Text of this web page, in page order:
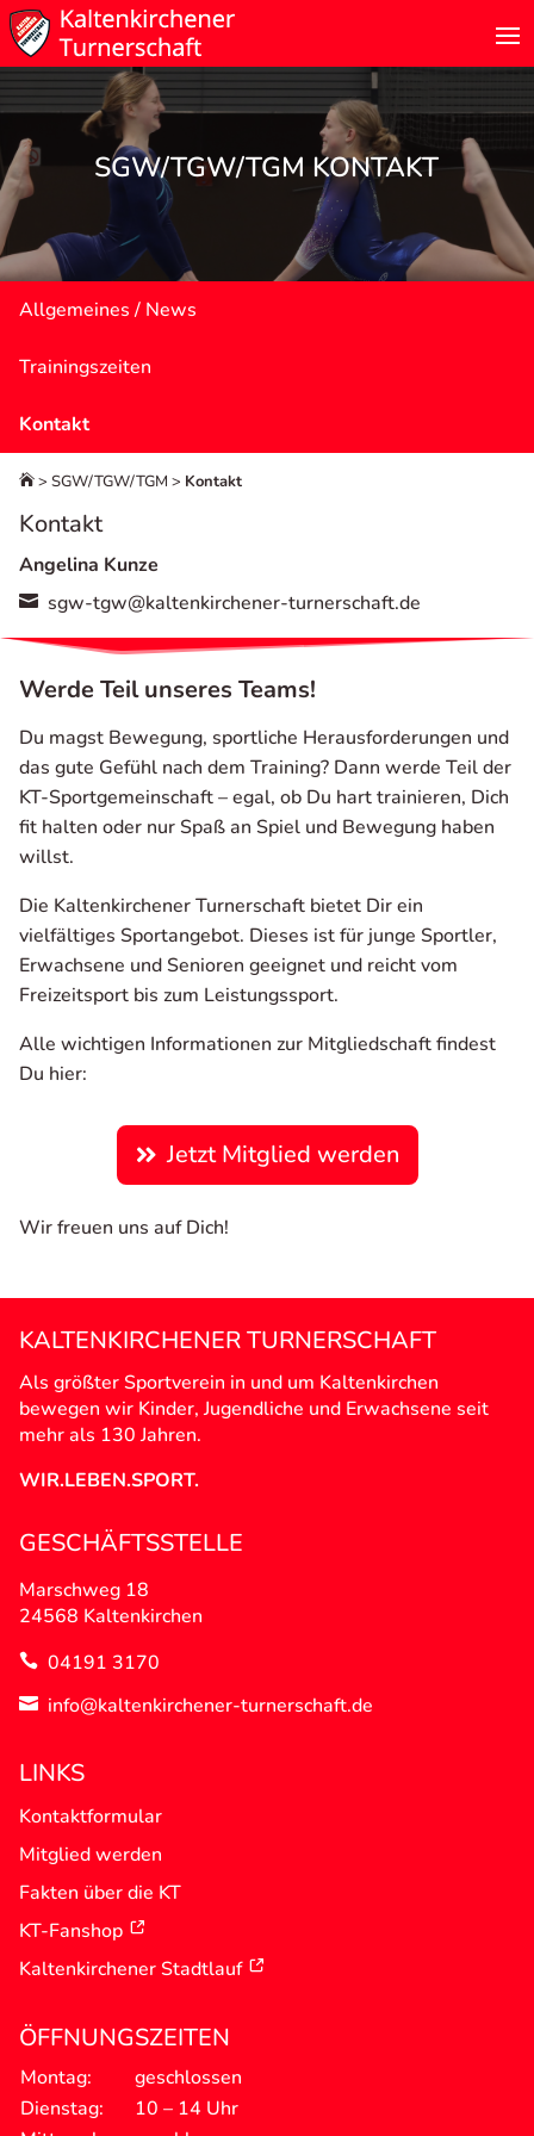
SGW/TGW/TGM KONTAKT
Allgemeines / News
Trainingszeiten
Kontakt
 > SGW/TGW/TGM > Kontakt
Kontakt
Angelina Kunze
 sgw-tgw@kaltenkirchener-turnerschaft.de
Werde Teil unseres Teams!
Du magst Bewegung, sportliche Herausforderungen und
das gute Gefühl nach dem Training? Dann werde Teil der
KT-Sportgemeinschaft – egal, ob Du hart trainieren, Dich
fit halten oder nur Spaß an Spiel und Bewegung haben
willst.
Die Kaltenkirchener Turnerschaft bietet Dir ein
vielfältiges Sportangebot. Dieses ist für junge Sportler,
Erwachsene und Senioren geeignet und reicht vom
Freizeitsport bis zum Leistungssport.
Alle wichtigen Informationen zur Mitgliedschaft findest
Du hier:
Jetzt Mitglied werden
Wir freuen uns auf Dich!
KALTENKIRCHENER TURNERSCHAFT
Als größter Sportverein in und um Kaltenkirchen
bewegen wir Kinder, Jugendliche und Erwachsene seit
mehr als 130 Jahren.
WIR.LEBEN.SPORT.
GESCHÄFTSSTELLE
Marschweg 18
24568 Kaltenkirchen
 04191 3170
 info@kaltenkirchener-turnerschaft.de
LINKS
Kontaktformular
Mitglied werden
Fakten über die KT
KT-Fanshop
Kaltenkirchener Stadtlauf
ÖFFNUNGSZEITEN
Montag:
geschlossen
Dienstag:
10 – 14 Uhr